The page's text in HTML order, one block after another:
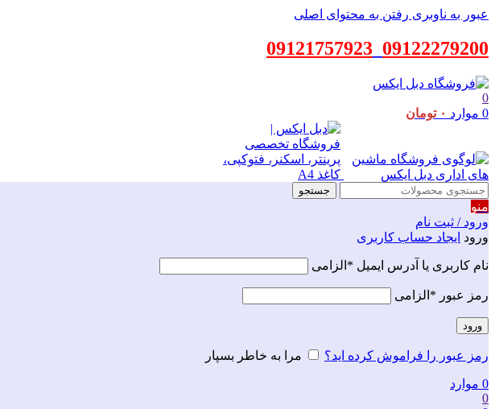
عبور به ناوبری رفتن به محتوای اصلی
09122279200
09121757923
0
0 موارد ۰ تومان
جستجو
منو
ورود / ثبت نام
ورود ایجاد حساب کاربری
نام کاربری یا آدرس ایمیل * الزامی
رمز عبور * الزامی
ورود
رمز عبور را فراموش کرده اید؟ مرا به خاطر بسپار
0 موارد
0